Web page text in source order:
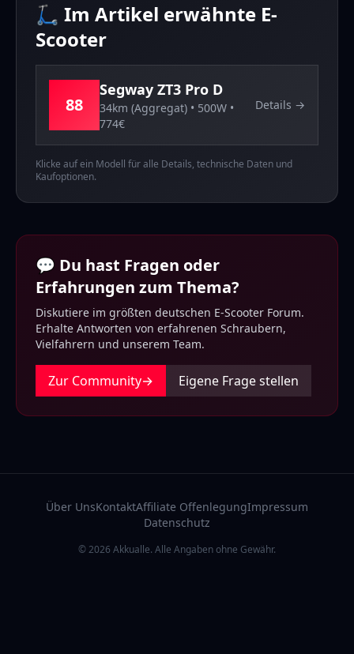
🛴 Im Artikel erwähnte E-
Scooter
88
Segway ZT3 Pro D
34km (Aggregat) • 500W •
774€
Details →
Klicke auf ein Modell für alle Details, technische Daten und
Kaufoptionen.
💬 Du hast Fragen oder
Erfahrungen zum Thema?
Diskutiere im größten deutschen E-Scooter Forum.
Erhalte Antworten von erfahrenen Schraubern,
Vielfahrern und unserem Team.
Zur Community→ Eigene Frage stellen
Über UnsKontaktAffiliate OffenlegungImpressum
Datenschutz
© 2026 Akkualle. Alle Angaben ohne Gewähr.